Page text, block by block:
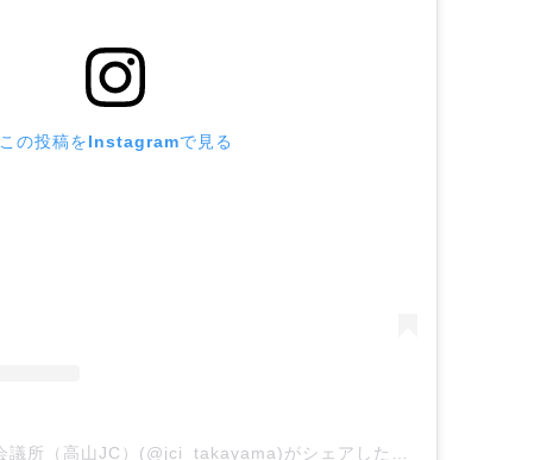
この投稿をInstagramで見る